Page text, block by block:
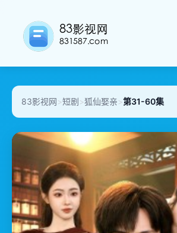
83影视网>短剧>狐仙娶亲>第31-60集